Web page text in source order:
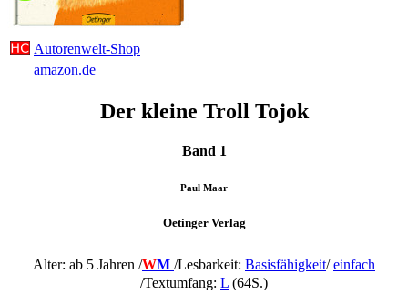
Autorenwelt-Shop
amazon.de
Der kleine Troll Tojok
Band 1
Paul Maar
Oetinger Verlag
Alter: ab 5 Jahren /WM /Lesbarkeit: Basisfähigkeit/einfach
/Textumfang: L (64S.)